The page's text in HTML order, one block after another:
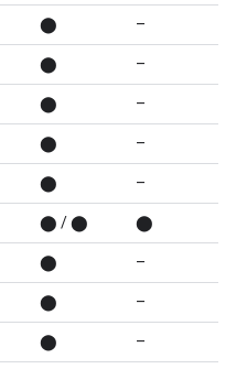
⬤ –
⬤ –
⬤ –
⬤ –
⬤ –
⬤ / ⬤ ⬤
⬤ –
⬤ –
⬤ –